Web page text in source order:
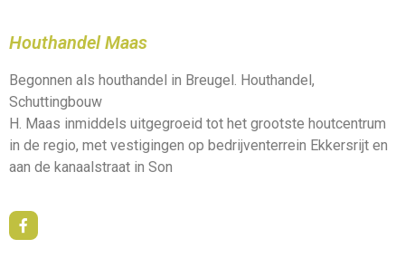
Houthandel Maas
Begonnen als houthandel in Breugel. Houthandel,
Schuttingbouw
H. Maas inmiddels uitgegroeid tot het grootste houtcentrum
in de regio, met vestigingen op bedrijventerrein Ekkersrijt en
aan de kanaalstraat in Son